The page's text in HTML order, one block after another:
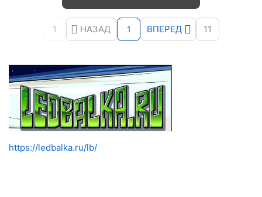
https://ledbalka.ru/lb/
1 НАЗАД 1 ВПЕРЕД 11